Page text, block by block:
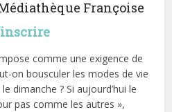
Françoise
comme une exigence de
on bousculer les modes de vie
dimanche ? Si aujourd’hui le
pas comme les autres »,